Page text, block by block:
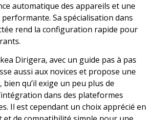
automatique des appareils et une
Sa spécialisation dans
rend la configuration rapide pour
Dirigera, avec un guide pas à pas
aussi aux novices et propose une
qu’il exige un peu plus de
dans des plateformes
Il est cependant un choix apprécié en